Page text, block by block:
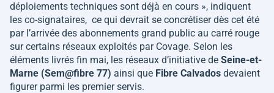
déploiements techniques sont déjà en cours », indiquent
les co-signataires, ce qui devrait se concrétiser dès cet été
par l’arrivée des abonnements grand public au carré rouge
sur certains réseaux exploités par Covage. Selon les
éléments livrés fin mai, les réseaux d’initiative de Seine-et-
Marne (Sem@fibre 77) ainsi que Fibre Calvados devaient
figurer parmi les premier servis.